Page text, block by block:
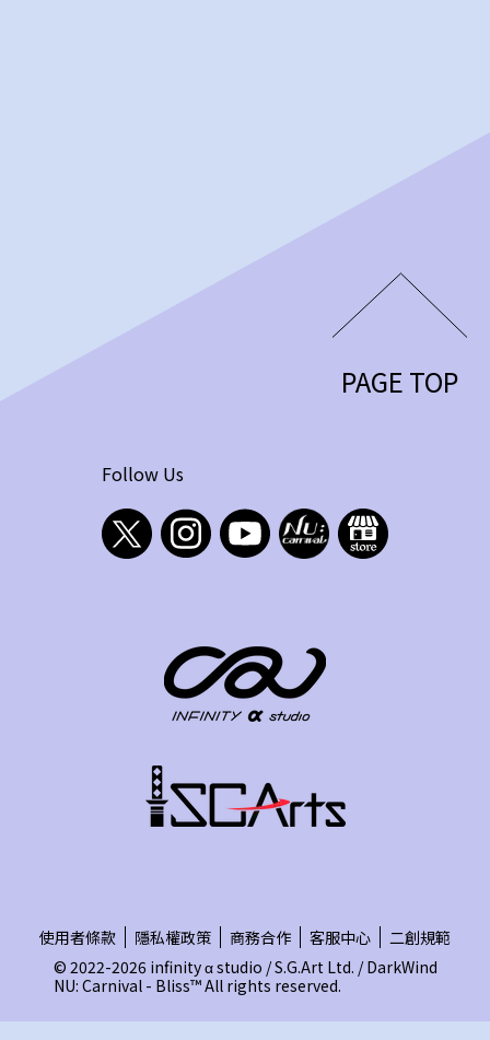
PAGE TOP
Follow Us
使用者條款 隱私權政策 商務合作 客服中心
二創規範
© 2022-2026 infinity α studio / S.G.Art Ltd. / DarkWind
NU: Carnival - Bliss™ All rights reserved.